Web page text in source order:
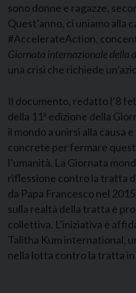
sono donne e ragazze,
Quest’anno, ci uniamo alla
#AccelerateAction,
Giornata internazionale della
una crisi che richiede
Il documento, redatto l’8
della 11ª edizione della
il mondo a unirsi alla causa
concrete per fermare
l’umanità. La Giornata
riflessione contro la tratta
da Papa Francesco nel
sulla realtà della tratta e
collettiva. L’iniziativa è
Talitha Kum international,
nella lotta contro la tratta